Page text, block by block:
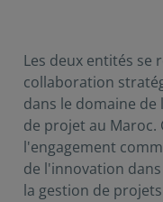
Les deux entités se
collaboration
dans le domaine
de projet au
l'engagement
de l'innovation
la gestion de